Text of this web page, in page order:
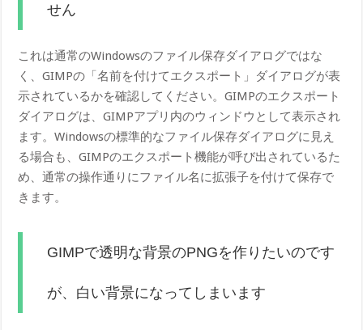
せん
これは通常のWindowsのファイル保存ダイアログではな
く、GIMPの「名前を付けてエクスポート」ダイアログが表
示されているかを確認してください。GIMPのエクスポート
ダイアログは、GIMPアプリ内のウィンドウとして表示され
ます。Windowsの標準的なファイル保存ダイアログに見え
る場合も、GIMPのエクスポート機能が呼び出されているた
め、通常の操作通りにファイル名に拡張子を付けて保存で
きます。
GIMPで透明な背景のPNGを作りたいのです
が、白い背景になってしまいます